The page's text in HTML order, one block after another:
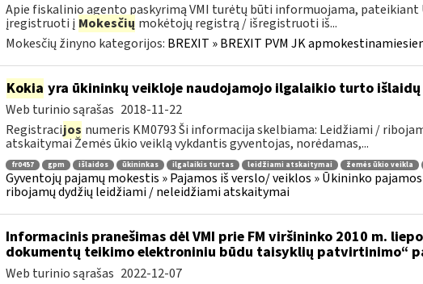
Apie fiskalinio agento paskyrimą VMI turėtų būti informuojama, pateikiant
įregistruoti į Mokesčių mokėtojų registrą / išregistruoti iš...
Mokesčių žinyno kategorijos: BREXIT » BREXIT PVM JK
Kokia yra ūkininkų veikloje naudojamojo ilgalaikio turto
Web turinio sąrašas 2018-11-22
Registracijos numeris KM0793 Ši informacija skelbiama: Leidžiami /
atskaitymai Žemės ūkio veiklą vykdantis gyventojas, norėdamas,...
fr0457 gpm išlaidos ūkininkas ilgalaikis turtas leidžiami atskaitymai žemės ūkio veikla
Gyventojų pajamų mokestis » Pajamos iš verslo/ veiklos » Ūkininko
ribojamų dydžių leidžiami / neleidžiami atskaitymai
Informacinis pranešimas dėl VMI prie FM viršininko 2010 m.
dokumentų teikimo elektroniniu būdu taisyklių patvirtinimo“
Web turinio sąrašas 2022-12-07